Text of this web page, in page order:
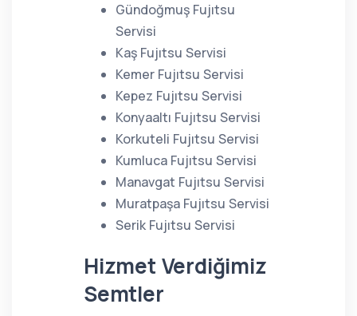
Gündoğmuş Fujıtsu
Servisi
Kaş Fujıtsu Servisi
Kemer Fujıtsu Servisi
Kepez Fujıtsu Servisi
Konyaaltı Fujıtsu Servisi
Korkuteli Fujıtsu Servisi
Kumluca Fujıtsu Servisi
Manavgat Fujıtsu Servisi
Muratpaşa Fujıtsu Servisi
Serik Fujıtsu Servisi
Hizmet Verdiğimiz
Semtler